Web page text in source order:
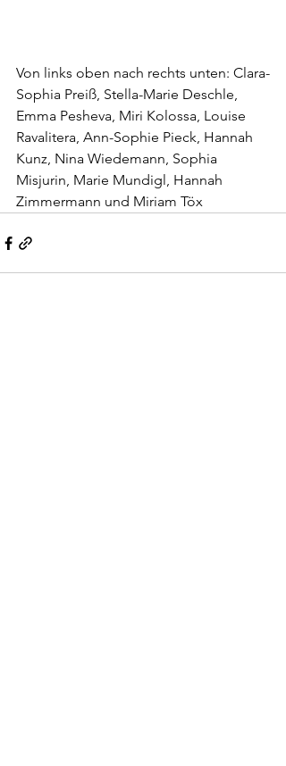
Von links oben nach rechts unten: Clara-
Sophia Preiß, Stella-Marie Deschle,
Emma Pesheva, Miri Kolossa, Louise
Ravalitera, Ann-Sophie Pieck, Hannah
Kunz, Nina Wiedemann, Sophia
Misjurin, Marie Mundigl, Hannah
Zimmermann und Miriam Töx